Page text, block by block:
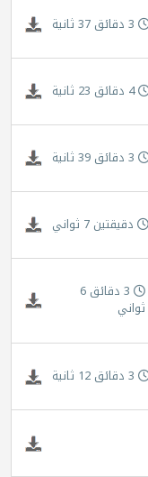
3 دقائق 37 ثانية
4 دقائق 23 ثانية
3 دقائق 39 ثانية
دقيقتين 7 ثواني
3 دقائق 6
ثواني
3 دقائق 12 ثانية